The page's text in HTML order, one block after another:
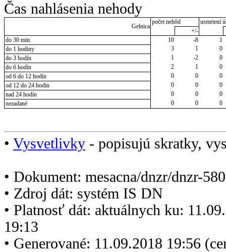
Čas nahlásenia nehody
Gelnica
počet nehôd
usmrtení
+/-
do 30 min.
10 -8
1
do 1 hodiny
3 1
0
do 3 hodín
1 -2
0
do 6 hodín
2 1
0
od 6 do 12 hodín
0 0
0
od 12 do 24 hodín
0 0
0
nad 24 hodín
0 0
0
nezadané
0 0 0
• Vysvetlivky - popisujú skratky,
• Dokument: mesacna/dnzr/dnzr-
• Zdroj dát: systém IS DN
• Platnosť dát: aktuálnych ku:
19:13
• Generované: 11.09.2018 19:56